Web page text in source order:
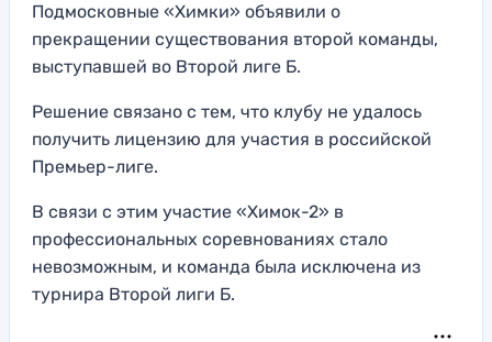
Подмосковные «Химки» объявили о
прекращении существования второй команды,
выступавшей во Второй лиге Б.
Решение связано с тем, что клубу не удалось
получить лицензию для участия в российской
Премьер-лиге.
В связи с этим участие «Химок-2» в
профессиональных соревнованиях стало
невозможным, и команда была исключена из
турнира Второй лиги Б.